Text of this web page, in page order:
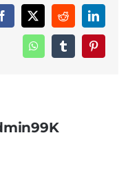
Facebook
X RedditLinkedIn
WhatsAppTumblrPinterest